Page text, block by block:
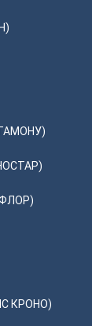
ФЛОР)
КРОНО)